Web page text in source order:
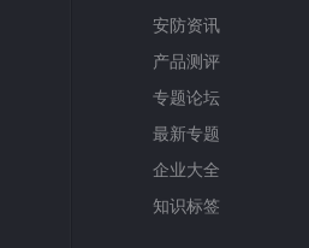
安防资讯
产品测评
专题论坛
最新专题
企业大全
知识标签